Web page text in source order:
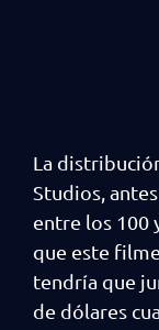
La
Studios,
entre los 100
que este
tendría que
de dólares